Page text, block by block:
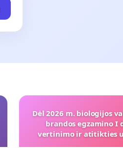
Dėl 2026 m. biologijos
brandos egzamino I
vertinimo ir atitikties